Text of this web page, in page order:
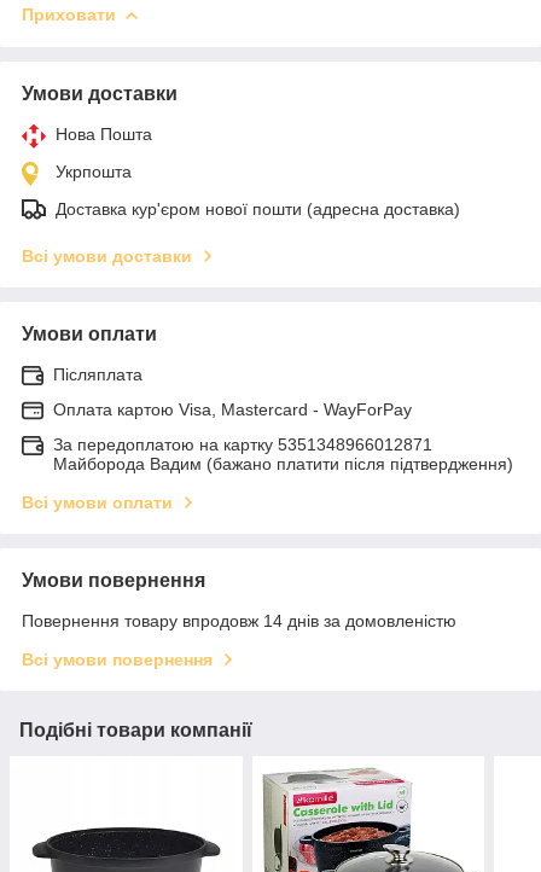
Приховати
Умови доставки
Нова Пошта
Укрпошта
Доставка кур'єром нової пошти (адресна доставка)
Всі умови доставки
Умови оплати
Післяплата
Оплата картою Visa, Mastercard - WayForPay
За передоплатою на картку 5351348966012871
Майборода Вадим (бажано платити після підтвердження)
Всі умови оплати
Умови повернення
Повернення товару впродовж 14 днів за домовленістю
Всі умови повернення
Подібні товари компанії